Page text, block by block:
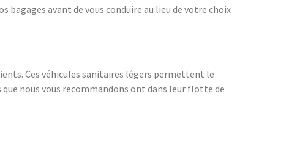
bagages avant de vous conduire au lieu de votre choix
Ces véhicules sanitaires légers permettent le
nous vous recommandons ont dans leur flotte de